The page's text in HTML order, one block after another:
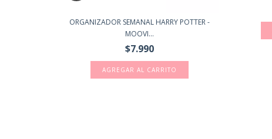
ORGANIZADOR SEMANAL HARRY POTTER -
MOOVI...
$7.990